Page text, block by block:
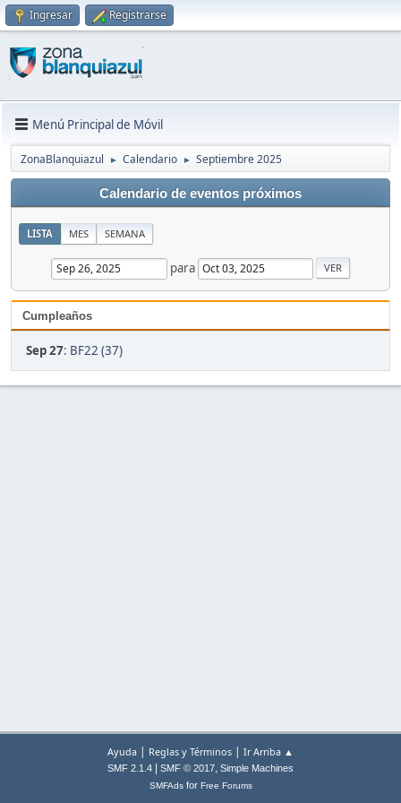
Ingresar Registrarse
Menú Principal de Móvil
ZonaBlanquiazul ► Calendario ► Septiembre 2025
Calendario de eventos próximos
LISTA MES SEMANA
para
Cumpleaños
Sep 27: BF22 (37)
Ayuda | Reglas y Términos | Ir Arriba ▲
SMF 2.1.4 SMF © 2017, Simple Machines
SMFAdsfor Free Forums